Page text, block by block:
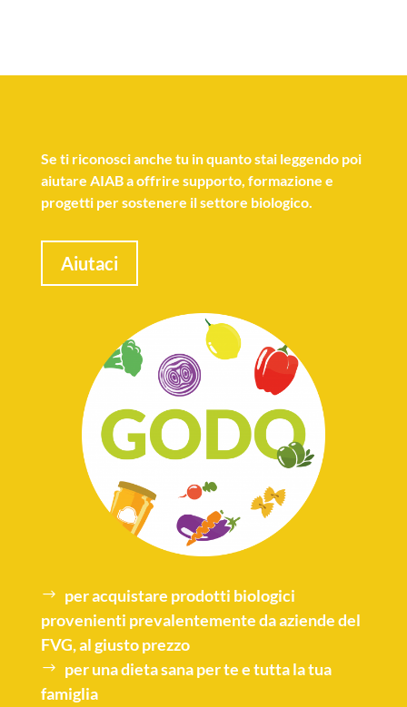
Se ti riconosci anche tu in quanto stai leggendo poi
aiutare AIAB a offrire supporto, formazione e
progetti per sostenere il settore biologico.
Aiutaci
per acquistare prodotti biologici
provenienti prevalentemente da aziende del
FVG, al giusto prezzo
per unadieta sanaper te e tutta la tua
famiglia